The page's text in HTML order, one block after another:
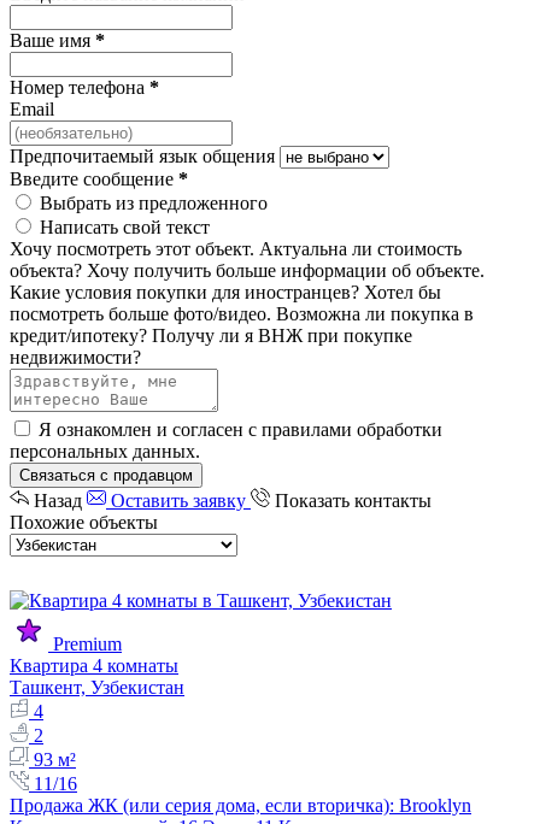
Ваше имя *
Номер телефона *
Email
Предпочитаемый язык общения
Введите сообщение *
Выбрать из предложенного
Написать свой текст
Хочу посмотреть этот объект. Актуальна ли стоимость
объекта? Хочу получить больше информации об объекте.
Какие условия покупки для иностранцев? Хотел бы
посмотреть больше фото/видео. Возможна ли покупка в
кредит/ипотеку? Получу ли я ВНЖ при покупке
недвижимости?
Я ознакомлен и согласен с правилами обработки
персональных данных.
Связаться с продавцом
Назад Оставить заявку
Показать контакты
Похожие объекты
Premium
Квартира 4 комнаты
Ташкент, Узбекистан
4
2
93 м²
11/16
Продажа ЖК (или серия дома, если вторичка): Brooklyn